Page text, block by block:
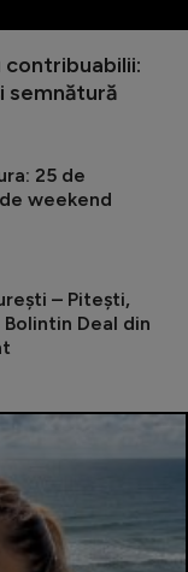
contribuabilii:
semnătură
25 de
weekend
– Pitești,
Deal din